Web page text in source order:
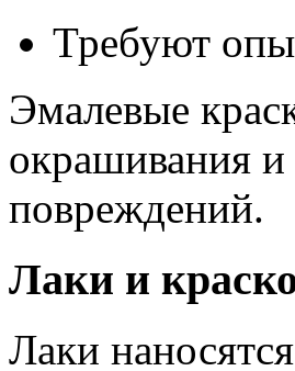
Требуют
Эмалевые
окрашивания и
повреждений.
Лаки и
Лаки